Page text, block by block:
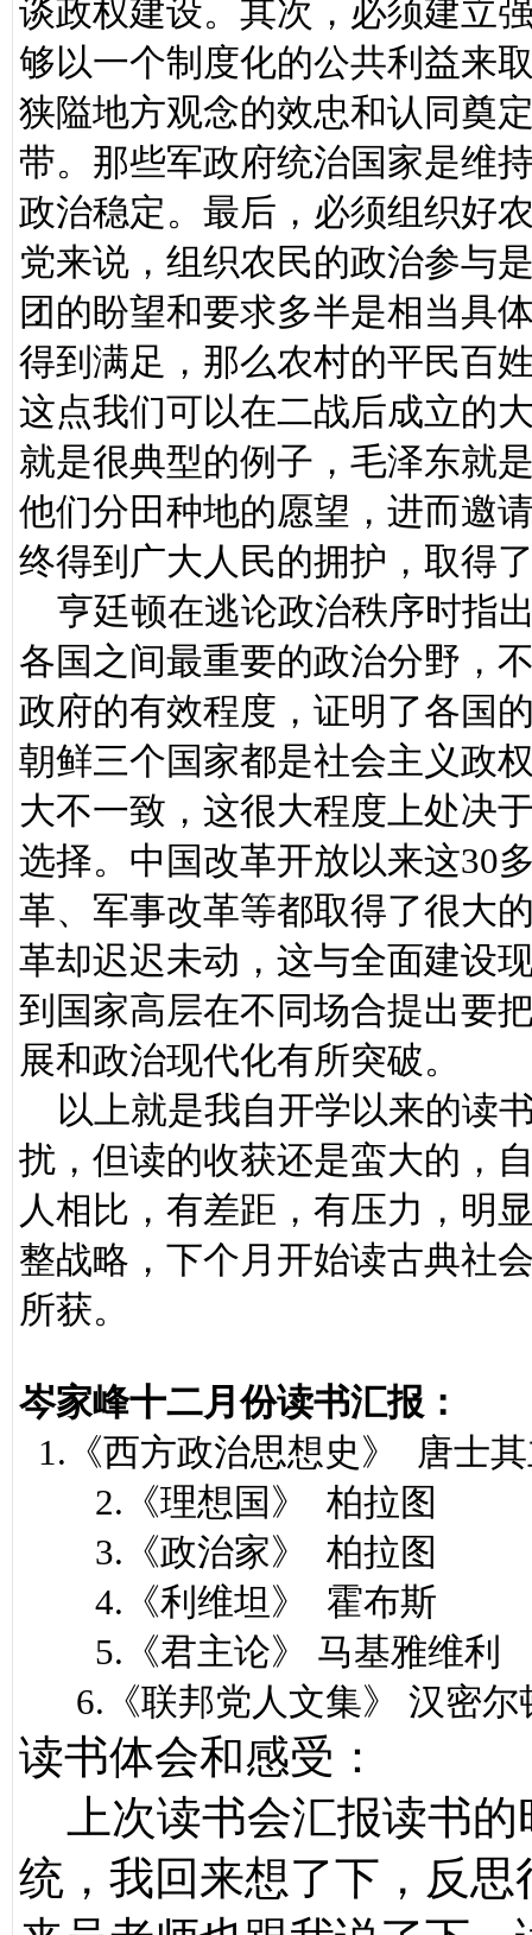
谈政权建设。其次，必须建立
够以一个制度化的公共利益来
狭隘地方观念的效忠和认同奠
带。那些军政府统治国家是维
政治稳定。最后，必须组织好
党来说，组织农民的政治参与
团的盼望和要求多半是相当具
得到满足，那么农村的平民百
这点我们可以在二战后成立的
就是很典型的例子，毛泽东就
他们分田种地的愿望，进而邀
终得到广大人民的拥护，取得
亨廷顿在逃论政治秩序时指
各国之间最重要的政治分野，
政府的有效程度，证明了各国
朝鲜三个国家都是社会主义政
大不一致，这很大程度上处决
选择。中国改革开放以来这30
革、军事改革等都取得了很大
革却迟迟未动，这与全面建设
到国家高层在不同场合提出要
展和政治现代化有所突破。
以上就是我自开学以来的读
扰，但读的收获还是蛮大的，
人相比，有差距，有压力，明
整战略，下个月开始读古典社
所获。
岑家峰十二月份读书汇报：
1.《西方政治思想史》 唐士
2.《理想国》 柏拉图
3.《政治家》 柏拉图
4.《利维坦》 霍布斯
5.《君主论》 马基雅维利
6.《联邦党人文集》 汉密尔
读书体会和感受：
上次读书会汇报读书的
统，我回来想了下，反